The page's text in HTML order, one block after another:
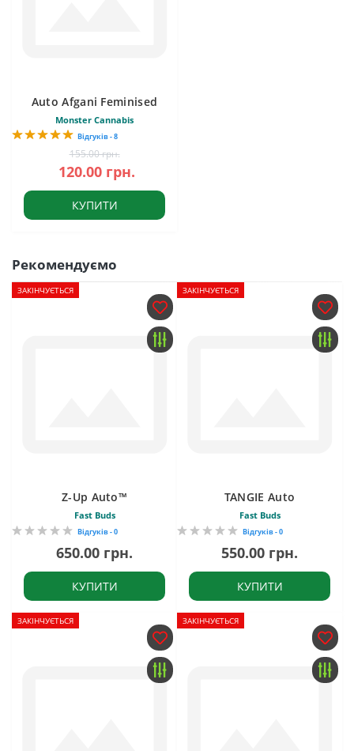
Auto Afgani Feminised
Monster Cannabis
Відгуків - 8
155.00 грн.
120.00 грн.
КУПИТИ
Рекомендуємо
ЗАКІНЧУЄТЬСЯ
Z-Up Auto™
Fast Buds
Відгуків - 0
650.00 грн.
КУПИТИ
ЗАКІНЧУЄТЬСЯ
TANGIE Auto
Fast Buds
Відгуків - 0
550.00 грн.
КУПИТИ
ЗАКІНЧУЄТЬСЯ ЗАКІНЧУЄТЬСЯ